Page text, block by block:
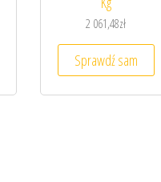
2 061,48zł
Sprawdź sam